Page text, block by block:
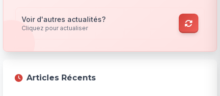
Voir d'autres actualités?
Cliquez pour actualiser
Articles Récents